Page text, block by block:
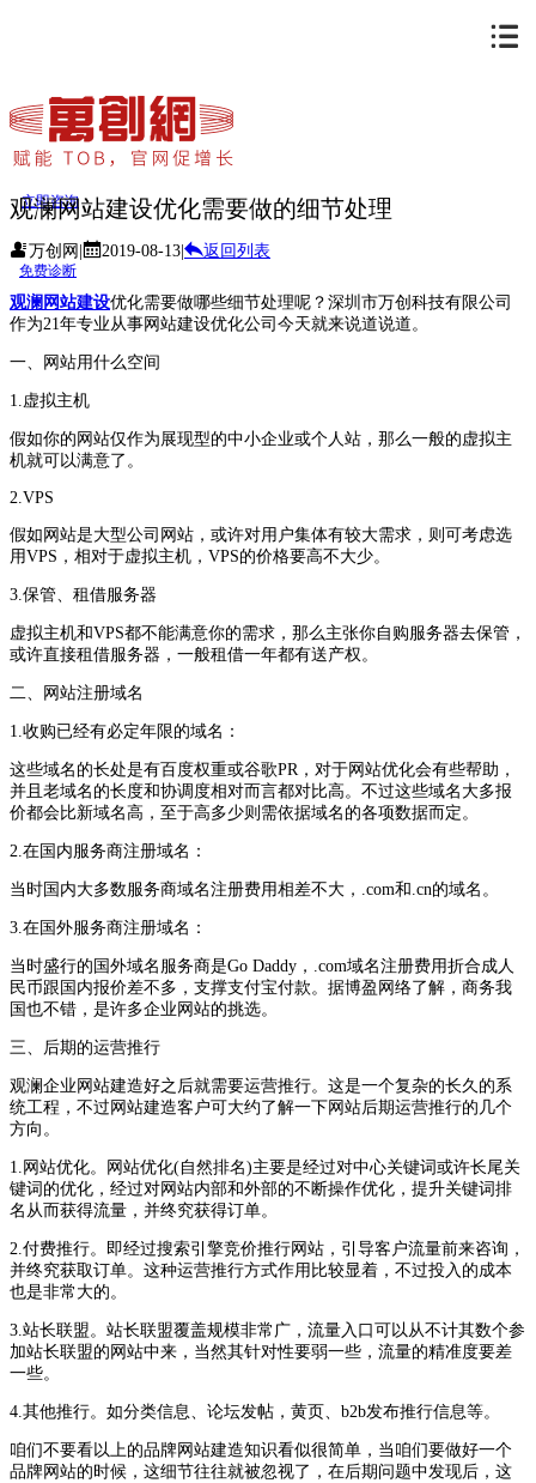
立即咨询
免费诊断
观澜网站建设优化需要做的细节处理
万创网 2019-08-13 返回列表
观澜网站建设优化需要做哪些细节处理呢？深圳市万创科技有限公司
作为21年专业从事网站建设优化公司今天就来说道说道。
一、网站用什么空间
1.虚拟主机
假如你的网站仅作为展现型的中小企业或个人站，那么一般的虚拟主
机就可以满意了。
2.VPS
假如网站是大型公司网站，或许对用户集体有较大需求，则可考虑选
用VPS，相对于虚拟主机，VPS的价格要高不大少。
3.保管、租借服务器
虚拟主机和VPS都不能满意你的需求，那么主张你自购服务器去保管，
或许直接租借服务器，一般租借一年都有送产权。
二、网站注册域名
1.收购已经有必定年限的域名：
这些域名的长处是有百度权重或谷歌PR，对于网站优化会有些帮助，
并且老域名的长度和协调度相对而言都对比高。不过这些域名大多报
价都会比新域名高，至于高多少则需依据域名的各项数据而定。
2.在国内服务商注册域名：
当时国内大多数服务商域名注册费用相差不大，.com和.cn的域名。
3.在国外服务商注册域名：
当时盛行的国外域名服务商是Go Daddy，.com域名注册费用折合成人
民币跟国内报价差不多，支撑支付宝付款。据博盈网络了解，商务我
国也不错，是许多企业网站的挑选。
三、后期的运营推行
观澜企业网站建造好之后就需要运营推行。这是一个复杂的长久的系
统工程，不过网站建造客户可大约了解一下网站后期运营推行的几个
方向。
1.网站优化。网站优化(自然排名)主要是经过对中心关键词或许长尾关
键词的优化，经过对网站内部和外部的不断操作优化，提升关键词排
名从而获得流量，并终究获得订单。
2.付费推行。即经过搜索引擎竞价推行网站，引导客户流量前来咨询，
并终究获取订单。这种运营推行方式作用比较显着，不过投入的成本
也是非常大的。
3.站长联盟。站长联盟覆盖规模非常广，流量入口可以从不计其数个参
加站长联盟的网站中来，当然其针对性要弱一些，流量的精准度要差
一些。
4.其他推行。如分类信息、论坛发帖，黄页、b2b发布推行信息等。
咱们不要看以上的品牌网站建造知识看似很简单，当咱们要做好一个
品牌网站的时候，这细节往往就被忽视了，在后期问题中发现后，这